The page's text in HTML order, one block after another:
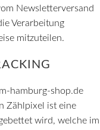
Newsletterversand
Verarbeitung
mitzuteilen.
hamburg-shop.de
Zählpixel ist eine
wird, welche im